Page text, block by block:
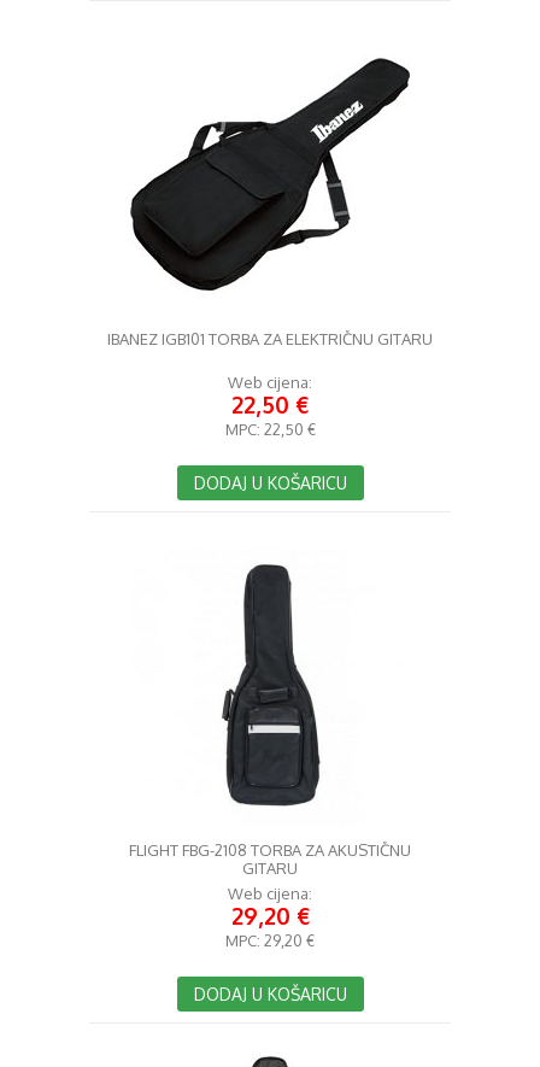
IBANEZ IGB101 TORBA ZA ELEKTRIČNU GITARU
Web cijena:
22,50 €
MPC: 22,50 €
DODAJ U KOŠARICU
FLIGHT FBG-2108 TORBA ZA AKUSTIČNU
GITARU
Web cijena:
29,20 €
MPC: 29,20 €
DODAJ U KOŠARICU